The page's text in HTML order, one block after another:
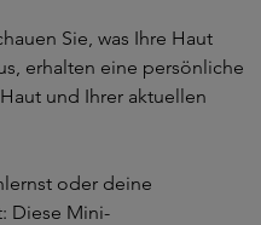
Sie, was Ihre Haut
erhalten eine persönliche
und Ihrer aktuellen
oder deine
Diese Mini-